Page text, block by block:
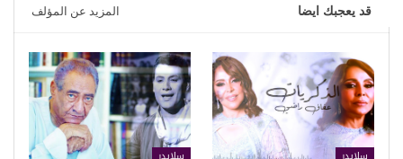
قد يعجبك ايضا المزيد عن المؤلف